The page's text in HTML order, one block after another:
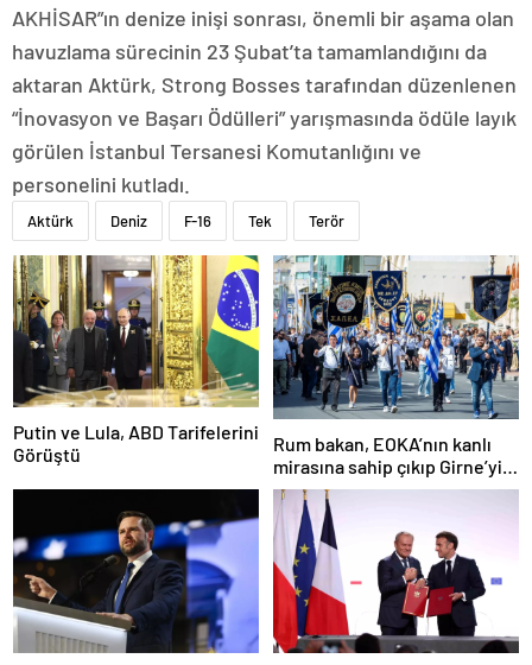
AKHİSAR”ın denize inişi sonrası, önemli bir aşama olan
havuzlama sürecinin 23 Şubat’ta tamamlandığını da
aktaran Aktürk, Strong Bosses tarafından düzenlenen
“İnovasyon ve Başarı Ödülleri” yarışmasında ödüle layık
görülen İstanbul Tersanesi Komutanlığını ve
personelini kutladı.
Aktürk Deniz F-16 Tek Terör
Putin ve Lula, ABD Tarifelerini
Görüştü
Rum bakan, EOKA’nın kanlı
mirasına sahip çıkıp Girne’yi
hedef gösterdi